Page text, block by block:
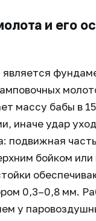
и его
массу бабы в
иначе удар
подвижная
бойком
0,3–0,8 мм.
у